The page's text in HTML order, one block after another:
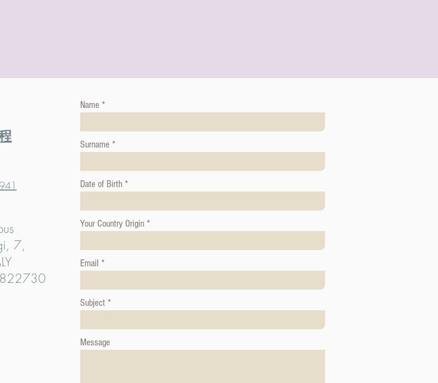
7,
Name
Surname
Date of Birth
Your Country Origin
Email
Subject
Message